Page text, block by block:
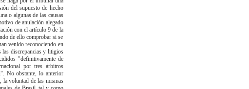
del supuesto de hecho
o algunas de las causas
de anulación alegado
con el artículo 9 de la
de ello comprobar si se
venido reconociendo en
las discrepancias y litigios
"definitivamente de
por tres árbitros
No obstante, lo anterior
la voluntad de las mismas